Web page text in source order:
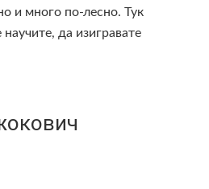
и много по-лесно. Тук
да изигравате